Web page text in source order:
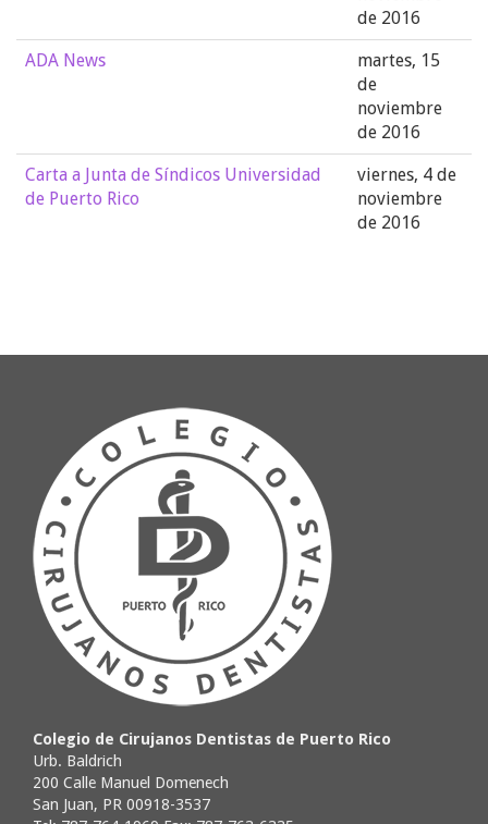
de 2016
ADA News
martes, 15
de
noviembre
de 2016
Carta a Junta de Síndicos Universidad
de Puerto Rico
viernes, 4 de
noviembre
de 2016
Colegio de Cirujanos Dentistas de Puerto Rico
Urb. Baldrich
200 Calle Manuel Domenech
San Juan, PR 00918-3537